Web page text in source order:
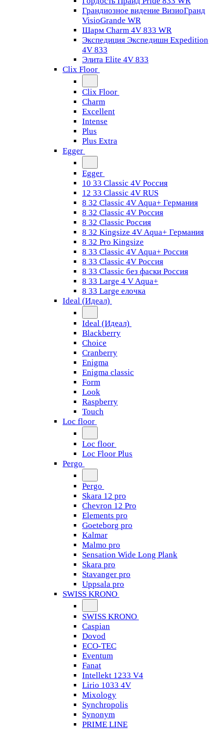
Грандиозное видение ВизиоГранд
VisioGrande WR
Шарм Charm 4V 833 WR
Экспедиция Экспедишн Expedition
4V 833
Элита Elite 4V 833
Clix Floor
Clix Floor
Charm
Excellent
Intense
Plus
Plus Extra
Egger
Egger
10 33 Classic 4V Россия
12 33 Classic 4V RUS
8 32 Classic 4V Aqua+ Германия
8 32 Classic 4V Россия
8 32 Classic Россия
8 32 Kingsize 4V Aqua+ Германия
8 32 Pro Kingsize
8 33 Classic 4V Aqua+ Россия
8 33 Classic 4V Россия
8 33 Classic без фаски Россия
8 33 Large 4 V Aqua+
8 33 Large елочка
Ideal (Идеал)
Ideal (Идеал)
Blackberry
Choice
Cranberry
Enigma
Enigma classic
Form
Look
Raspberry
Touch
Loc floor
Loc floor
Loc Floor Plus
Pergo
Pergo
Skara 12 pro
Chevron 12 Pro
Elements pro
Goeteborg pro
Kalmar
Malmo pro
Sensation Wide Long Plank
Skara pro
Stavanger pro
Uppsala pro
SWISS KRONO
SWISS KRONO
Caspian
Dovod
ECO-TEC
Eventum
Fanat
Intellekt 1233 V4
Lirio 1033 4V
Mixology
Synchropolis
Synonym
PRIME LINE